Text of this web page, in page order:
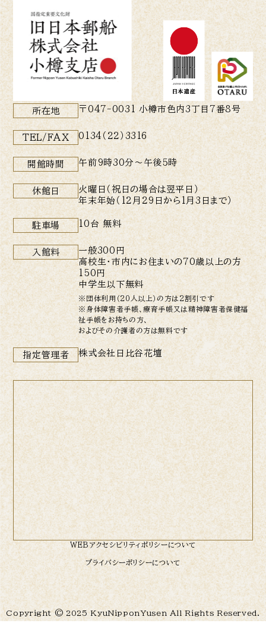
所在地 〒047-0031 小樽市色内3丁目7番8号
TEL/FAX 0134（22）3316
開館時間 午前9時30分〜午後5時
休館日
火曜日（祝日の場合は翌平日）
年末年始（12月29日から1月3日まで）
駐車場 10台 無料
入館料
一般300円
高校生・市内にお住まいの70歳以上の方
150円
中学生以下無料
※団体利用（20人以上）の方は2割引です
※身体障害者手帳、療育手帳又は精神障害者保健福
祉手帳をお持ちの方、
およびその介護者の方は無料です
指定管理者 株式会社日比谷花壇
WEBアクセシビリティポリシーについて
プライバシーポリシーについて
Copyright © 2025 KyuNipponYusen All Rights Reserved.